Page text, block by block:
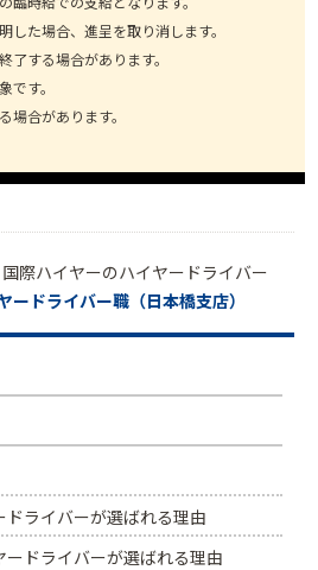
した場合、進呈を取り消します。
了する場合があります。
です。
場合があります。
国際ハイヤーのハイヤードライバー
ードライバー職（日本橋支店）
ライバーが選ばれる理由
ドライバーが選ばれる理由